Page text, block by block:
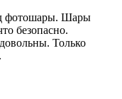
фотошары. Шары
безопасно.
Только